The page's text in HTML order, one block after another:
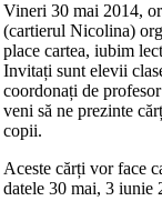
Vineri 30 mai 2014,
(cartierul Nicolina)
place cartea, iubim
Invitați sunt elevii
coordonați de
veni să ne prezinte
copii.
Aceste cărți vor face
datele 30 mai, 3 iunie